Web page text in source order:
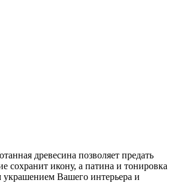
древесина позволяет предать
сохранит икону, а патина и тонировка
украшением Вашего интерьера и